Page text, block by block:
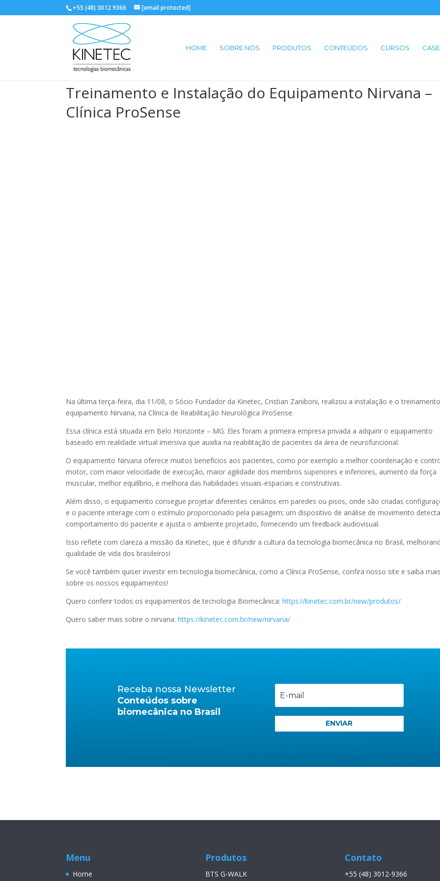
+55 (48) 3012 9366 [email protected]
HOME SOBRE NÓS PRODUTOS CONTEÚDOS CURSOS
Treinamento e Instalação do Equipamento Nirvana –
Clínica ProSense
Na última terça-feira, dia 11/08, o Sócio Fundador da Kinetec, Cristian Zaniboni, realizou a instalação e o
equipamento Nirvana, na Clínica de Reabilitação Neurológica ProSense.
Essa clínica está situada em Belo Horizonte – MG. Eles foram a primeira empresa privada a adquirir o equipamento
baseado em realidade virtual imersiva que auxilia na reabilitação de pacientes da área de neurofuncional.
O equipamento Nirvana oferece muitos benefícios aos pacientes, como por exemplo a melhor coordenação e
motor, com maior velocidade de execução, maior agilidade dos membros superiores e inferiores, aumento da força
muscular, melhor equilíbrio, e melhora das habilidades visuais-espaciais e construtivas.
Além disso, o equipamento consegue projetar diferentes cenários em paredes ou pisos, onde são criadas
e o paciente interage com o estímulo proporcionado pela paisagem; um dispositivo de análise de movimento
comportamento do paciente e ajusta o ambiente projetado, fornecendo um feedback audiovisual.
Isso reflete com clareza a missão da Kinetec, que é difundir a cultura da tecnologia biomecânica no Brasil,
qualidade de vida dos brasileiros!
Se você também quiser investir em tecnologia biomecânica, como a Clínica ProSense, confira nosso site e saiba
sobre os nossos equipamentos!
Quero conferir todos os equipamentos de tecnologia Biomecânica:https://kinetec.com.br/new/produtos/
Quero saber mais sobre o nirvana:https://kinetec.com.br/new/nirvana/
Receba nossa Newsletter
Conteúdos sobre
biomecânica no Brasil
ENVIAR
Menu
Home
Produtos
BTS G-WALK
Contato
+55 (48) 3012-9366